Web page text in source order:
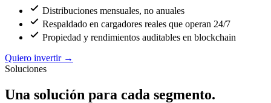
Distribuciones mensuales, no anuales
Respaldado en cargadores reales que operan 24/7
Propiedad y rendimientos auditables en blockchain
Quiero invertir →
Soluciones
Una solución para cada segmento.